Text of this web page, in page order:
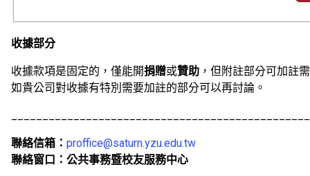
收據部分
收據款項是固定的，僅能開捐贈或贊助 ，但附註部分可加註
如貴公司對收據有特別需要加註的部分可以再討論。
聯絡信箱： proffice@saturn.yzu.edu.tw
聯絡窗口：公共事務暨校友服務中心